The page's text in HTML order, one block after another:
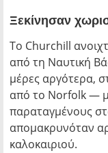
Ξεκίνησαν
Το Churchill
από τη Ναυτική
μέρες αργότερα,
από το Norfolk —
παραταγμένους
απομακρυνόταν
καλοκαιριού.